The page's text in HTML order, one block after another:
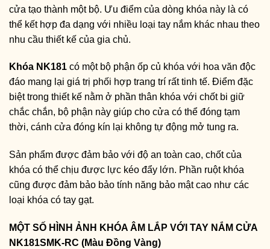
cửa tạo thành một bộ. Ưu điểm của dòng khóa này là có
thể kết hợp đa dạng với nhiều loại tay nắm khác nhau theo
nhu cầu thiết kế của gia chủ.
Khóa NK181 có một bộ phận ốp củ khóa với hoa văn độc
đáo mang lại giá trị phối hợp trang trí rất tinh tế. Điểm đặc
biệt trong thiết kế nằm ở phần thân khóa với chốt bi giữ
chắc chắn, bộ phận này giúp cho cửa có thể đóng tạm
thời, cánh cửa đóng kín lại không tự động mở tung ra.
Sản phẩm được đảm bảo với độ an toàn cao, chốt của
khóa có thể chịu được lực kéo đẩy lớn. Phần ruột khóa
cũng được đảm bảo bảo tính năng bảo mật cao như các
loại khóa có tay gạt.
MỘT SỐ HÌNH ẢNH KHÓA ÂM LẮP VỚI TAY NẮM CỬA
NK181SMK-RC (Màu Đồng Vàng)